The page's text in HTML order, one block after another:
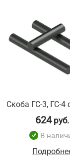
Скоба ГС-3, ГС-
624руб.
В